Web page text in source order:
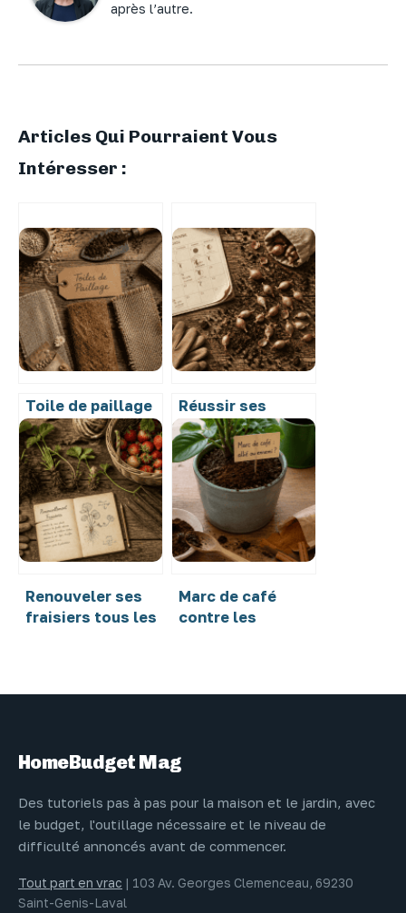
après l’autre.
Articles Qui Pourraient Vous
Intéresser :
Toile de paillage
biodégradable :
supprimer le
plastique pour
fertiliser
durablement vos
sols
Réussir ses
échalotes avec la
lune : calendrier,
sol et secrets de
plantation
Renouveler ses
fraisiers tous les
Marc de café
contre les
HomeBudget Mag
Des tutoriels pas à pas pour la maison et le jardin, avec
le budget, l'outillage nécessaire et le niveau de
difficulté annoncés avant de commencer.
Tout part en vrac | 103 Av. Georges Clemenceau, 69230
Saint-Genis-Laval